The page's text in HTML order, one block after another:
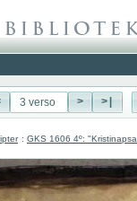
> >|
: GKS 1606 4º: